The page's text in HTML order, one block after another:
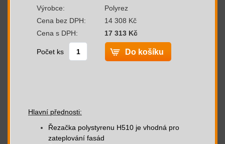
Výrobce:
Polyrez
Cena bez DPH:
14 308 Kč
Cena s DPH:
17 313 Kč
Počet ks
Hlavní přednosti:
Řezačka polystyrenu H510 je vhodná pro
zateplování fasád